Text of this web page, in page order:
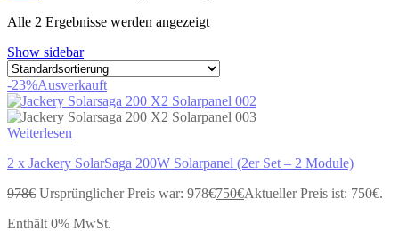
Alle 2 Ergebnisse werden angezeigt
Show sidebar
-23%Ausverkauft
Weiterlesen
2 x Jackery SolarSaga 200W Solarpanel (2er Set – 2 Module)
978€ Ursprünglicher Preis war: 978€750€Aktueller Preis ist: 750€.
Enthält 0% MwSt.